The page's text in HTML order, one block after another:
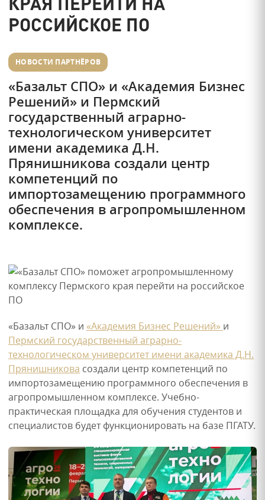
РОССИЙСКОЕ ПО
НОВОСТИ ПАРТНЁРОВ
«Базальт СПО» и «Академия Бизнес
Решений» и Пермский
государственный аграрно-
технологическом университет
имени академика Д.Н.
Прянишникова создали центр
компетенций по
импортозамещению программного
обеспечения в агропромышленном
комплексе.
«Базальт СПО» и «Академия Бизнес Решений» и
Пермский государственный аграрно-
технологическом университет имени академика Д.Н.
Прянишникова создали центр компетенций по
импортозамещению программного обеспечения в
агропромышленном комплексе. Учебно-
практическая площадка для обучения студентов и
специалистов будет функционировать на базе ПГАТУ.